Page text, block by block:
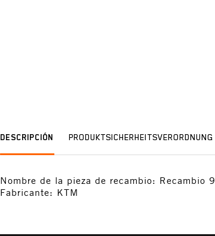
DESCRIPCIÓN PRODUKTSICHERHEITSVERORDNUNG
Nombre de la pieza de recambio:
Fabricante: KTM